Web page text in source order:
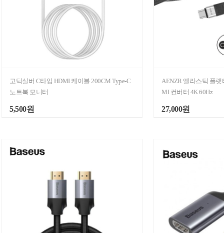
고딕실버 C타입 HDMI 케이블 200CM Type-C
노트북 모니터
5,500원
AENZR 엘라스틱 플랫
MI 컨버터 4K 60Hz
27,000원